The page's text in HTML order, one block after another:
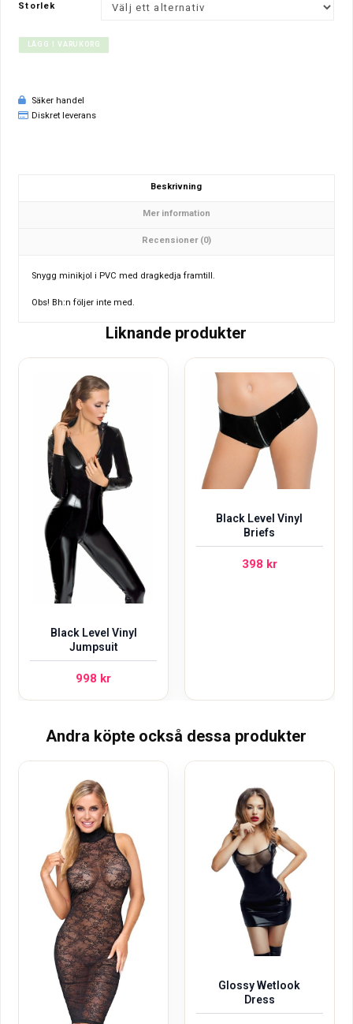
Storlek
LÄGG I VARUKORG
Säker handel
Diskret leverans
Beskrivning
Mer information
Recensioner (0)
Snygg minikjol i PVC med dragkedja framtill.
Obs! Bh:n följer inte med.
Liknande produkter
Black Level Vinyl
Jumpsuit
998 kr
Black Level Vinyl
Briefs
398 kr
Andra köpte också dessa produkter
Glossy Wetlook
Dress